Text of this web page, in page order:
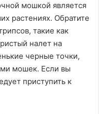
мошкой является
растениях. Обратите
такие как
налет на
черные точки,
мошек. Если вы
приступить к